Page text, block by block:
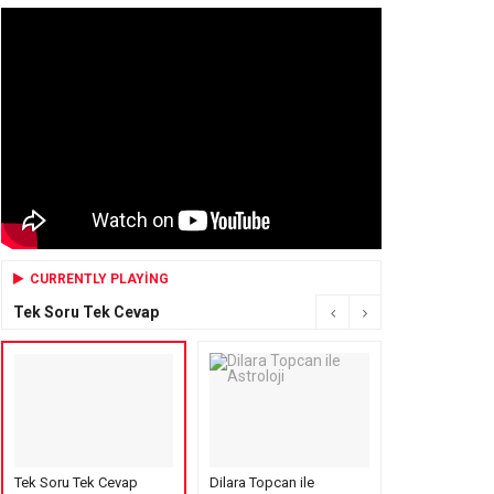
CURRENTLY PLAYING
Tek Soru Tek Cevap
Tek Soru Tek Cevap
Dilara Topcan ile